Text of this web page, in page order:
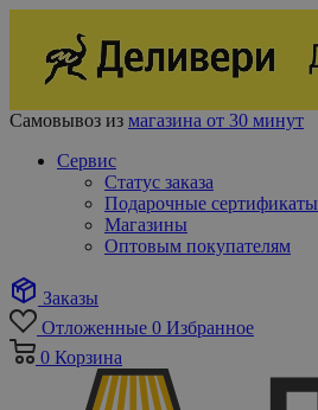
Самовывоз из магазина от 30 минут
Сервис
Статус заказа
Подарочные сертификаты
Магазины
Оптовым покупателям
Заказы
Отложенные 0 Избранное
0 Корзина